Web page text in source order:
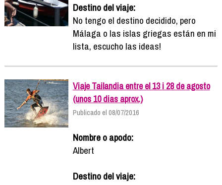
Destino del viaje:
No tengo el destino decidido, pero
Málaga o las islas griegas están en mi
lista, escucho las ideas!
Viaje Tailandia entre el 13 i 28 de agosto
(unos 10 dias aprox.)
Publicado el 08/07/2016
Nombre o apodo:
Albert
Destino del viaje: